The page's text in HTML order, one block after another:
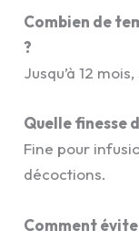
Combien de
?
Jusqu’à 12
Quelle finesse
Fine pour
décoctions.
Comment